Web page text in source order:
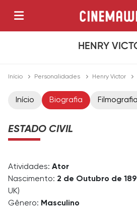
HENRY
Início Personalidades Henry Victor
Início Biografia Filmografia
ESTADO CIVIL
Atividades: Ator
Nascimento: 2 de Outubro de
UK)
Gênero: Masculino